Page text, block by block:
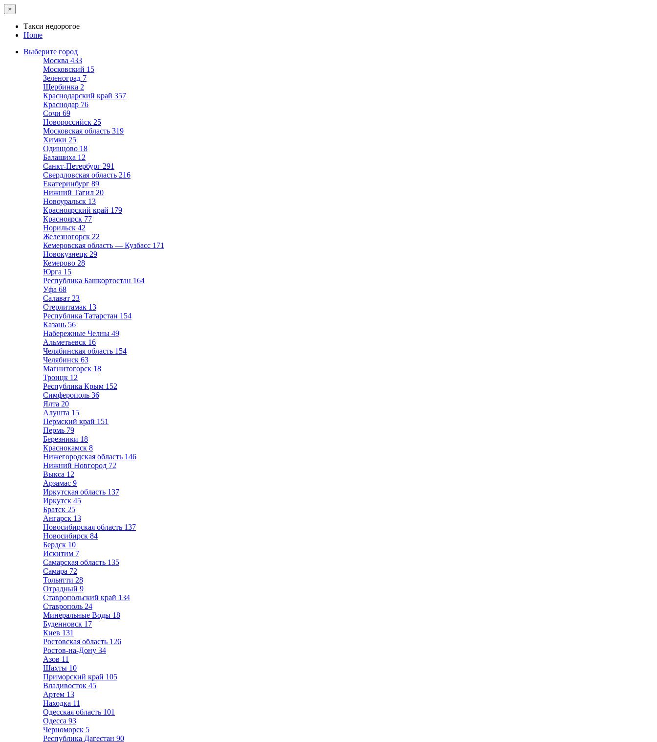
×
Такси недорогое
Home
Выберите город
Москва 433
Московский 15
Зеленоград 7
Щербинка 2
Краснодарский край 357
Краснодар 76
Сочи 69
Новороссийск 25
Московская область 319
Химки 25
Одинцово 18
Балашиха 12
Санкт-Петербург 291
Свердловская область 216
Екатеринбург 89
Нижний Тагил 20
Новоуральск 13
Красноярский край 179
Красноярск 77
Норильск 42
Железногорск 22
Кемеровская область — Кузбасс 171
Новокузнецк 29
Кемерово 28
Юрга 15
Республика Башкортостан 164
Уфа 68
Салават 23
Стерлитамак 13
Республика Татарстан 154
Казань 56
Набережные Челны 49
Альметьевск 16
Челябинская область 154
Челябинск 63
Магнитогорск 18
Троицк 12
Республика Крым 152
Симферополь 36
Ялта 20
Алушта 15
Пермский край 151
Пермь 79
Березники 18
Краснокамск 8
Нижегородская область 146
Нижний Новгород 72
Выкса 12
Арзамас 9
Иркутская область 137
Иркутск 45
Братск 25
Ангарск 13
Новосибирская область 137
Новосибирск 84
Бердск 10
Искитим 7
Самарская область 135
Самара 72
Тольятти 28
Отрадный 9
Ставропольский край 134
Ставрополь 24
Минеральные Воды 18
Буденновск 17
Киев 131
Ростовская область 126
Ростов-на-Дону 34
Азов 11
Шахты 10
Приморский край 105
Владивосток 45
Артем 13
Находка 11
Одесская область 101
Одесса 93
Черноморск 5
Республика Дагестан 90